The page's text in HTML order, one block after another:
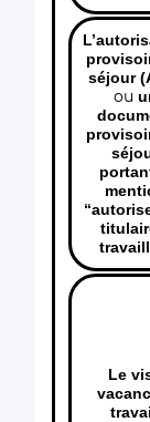
séjour
ou
Le